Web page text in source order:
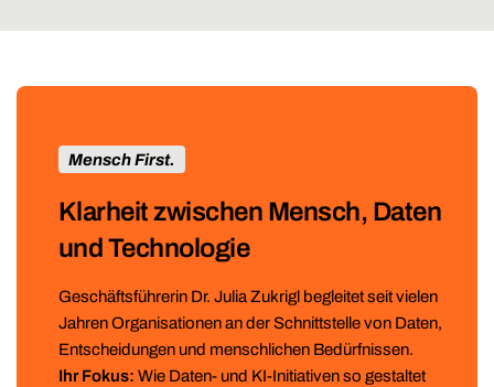
Mensch First.
Klarheit zwischen Mensch, Daten
und Technologie
Geschäftsführerin Dr. Julia Zukrigl begleitet seit vielen
Jahren Organisationen an der Schnittstelle von Daten,
Entscheidungen und menschlichen Bedürfnissen.
Ihr Fokus: Wie Daten- und KI-Initiativen so gestaltet